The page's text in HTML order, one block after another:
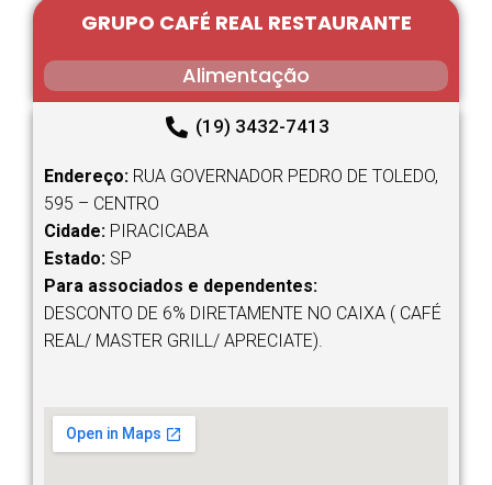
GRUPO CAFÉ REAL RESTAURANTE
Alimentação
(19) 3432-7413
Endereço: RUA GOVERNADOR PEDRO DE TOLEDO,
595 – CENTRO
Cidade: PIRACICABA
Estado: SP
Para associados e dependentes:
DESCONTO DE 6% DIRETAMENTE NO CAIXA ( CAFÉ
REAL/ MASTER GRILL/ APRECIATE).